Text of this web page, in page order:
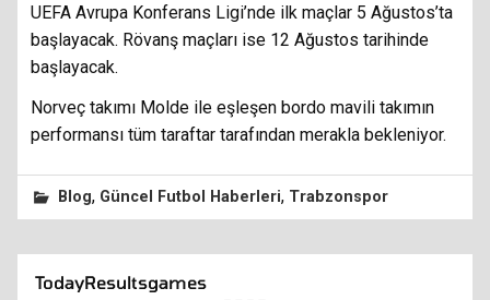
UEFA Avrupa Konferans Ligi’nde ilk maçlar 5 Ağustos’ta
başlayacak. Rövanş maçları ise 12 Ağustos tarihinde
başlayacak.
Norveç takımı Molde ile eşleşen bordo mavili takımın
performansı tüm taraftar tarafından merakla bekleniyor.
Blog, Güncel Futbol Haberleri, Trabzonspor
TodayResultsgames